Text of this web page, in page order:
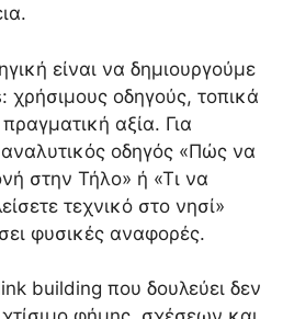
είναι να δημιουργούμε
χρήσιμους οδηγούς, τοπικά
αξία. Για
οδηγός «Πώς να
στην Τήλο» ή «Τι να
τεχνικό στο νησί»
φυσικές αναφορές.
building που δουλεύει δεν